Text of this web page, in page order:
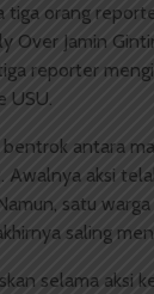
tiga orang
Over Jamin
reporter
USU.
antara
Awalnya aksi
satu
saling
selama aksi